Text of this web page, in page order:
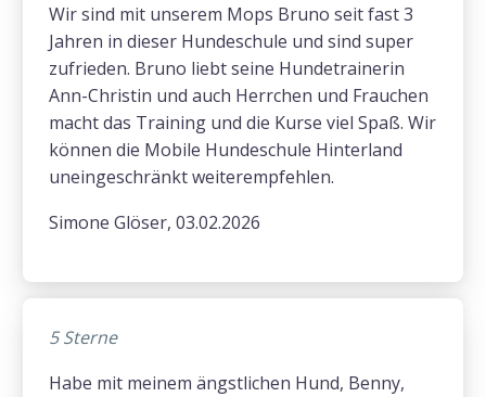
Wir sind mit unserem Mops Bruno seit fast 3
Jahren in dieser Hundeschule und sind super
zufrieden. Bruno liebt seine Hundetrainerin
Ann-Christin und auch Herrchen und Frauchen
macht das Training und die Kurse viel Spaß. Wir
können die Mobile Hundeschule Hinterland
uneingeschränkt weiterempfehlen.
Simone Glöser, 03.02.2026
5 Sterne
Habe mit meinem ängstlichen Hund, Benny,